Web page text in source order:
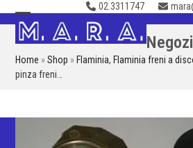
Skip
to
content
02.3311747
Open
mobile
menu
Close
mobile
menu
Home »Shop » Flaminia, Flaminia freni a
pinza freni…